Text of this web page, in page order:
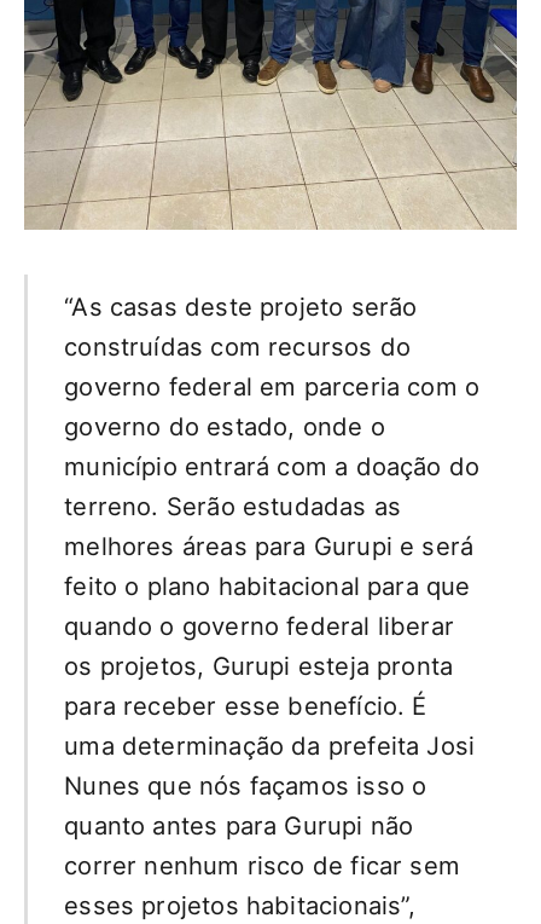
“As casas deste projeto serão
construídas com recursos do
governo federal em parceria com o
governo do estado, onde o
município entrará com a doação do
terreno. Serão estudadas as
melhores áreas para Gurupi e será
feito o plano habitacional para que
quando o governo federal liberar
os projetos, Gurupi esteja pronta
para receber esse benefício. É
uma determinação da prefeita Josi
Nunes que nós façamos isso o
quanto antes para Gurupi não
correr nenhum risco de ficar sem
esses projetos habitacionais”,